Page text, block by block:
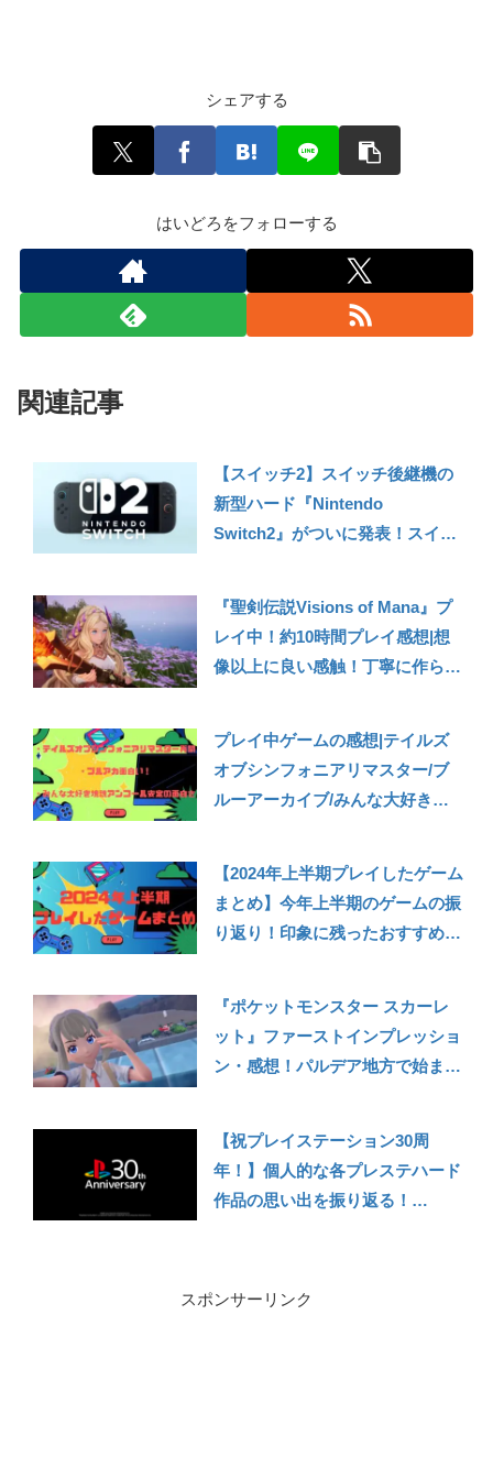
シェアする
はいどろをフォローする
関連記事
【スイッチ2】スイッチ後継機の
新型ハード『Nintendo
Switch2』がついに発表！スイッ
『聖剣伝説Visions of Mana』プ
レイ中！約10時間プレイ感想|想
像以上に良い感触！丁寧に作られ
【PS5/PS4/XSX/PC】【聖剣伝説
プレイ中ゲームの感想|テイルズ
オブシンフォニアリマスター/ブ
ルーアーカイブ/みんな大好き塊
【2024年上半期プレイしたゲーム
まとめ】今年上半期のゲームの振
り返り！印象に残ったおすすめタ
『ポケットモンスター スカーレ
ット』ファーストインプレッショ
ン・感想！パルデア地方で始まる
【祝プレイステーション30周
年！】個人的な各プレステハード
作品の思い出を振り返る！
スポンサーリンク